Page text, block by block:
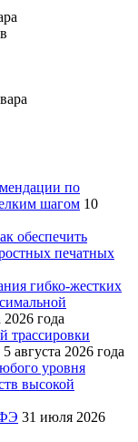
по
шагом 10
обеспечить
печатных
гибко-жестких
2026 года
трассировки
5 августа 2026 года
уровня
высокой
31 июля 2026